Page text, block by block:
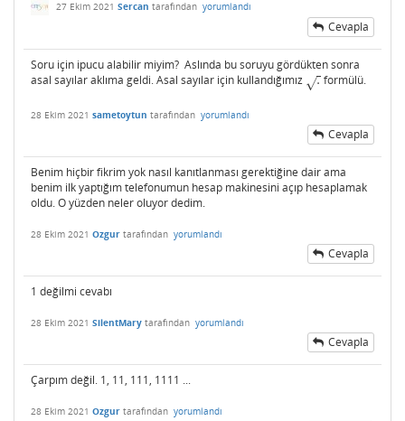
27 Ekim 2021 Sercan tarafından yorumlandı
Cevapla
Soru için ipucu alabilir miyim? Aslında bu soruyu gördükten sonra
asal sayılar aklıma geldi. Asal sayılar için kullandığımız
.
√
. formülü.
28 Ekim 2021 sametoytun tarafından yorumlandı
Cevapla
Benim hiçbir fikrim yok nasıl kanıtlanması gerektiğine dair ama
benim ilk yaptığım telefonumun hesap makinesini açıp hesaplamak
oldu. O yüzden neler oluyor dedim.
28 Ekim 2021 Ozgur tarafından yorumlandı
Cevapla
1 değilmi cevabı
28 Ekim 2021 SilentMary tarafından yorumlandı
Cevapla
Çarpım değil. 1, 11, 111, 1111 ...
28 Ekim 2021 Ozgur tarafından yorumlandı